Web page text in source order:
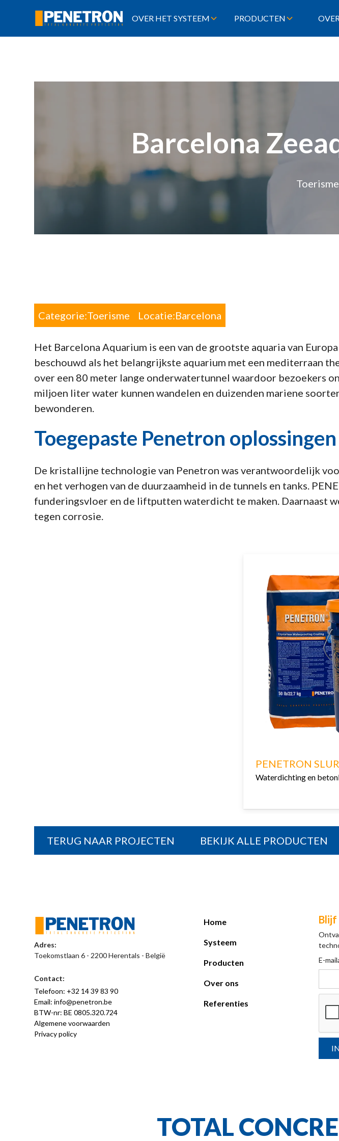
OVER HET SYSTEEM PRODUCTEN
Barcelona
Toerisme
Categorie:Toerisme Locatie:Barcelona
Het Barcelona Aquarium is een van de grootste aquaria van
beschouwd als het belangrijkste aquarium met een mediterraan
over een 80 meter lange onderwatertunnel waardoor bezoekers
miljoen liter water kunnen wandelen en duizenden mariene
bewonderen.
Toegepaste Penetron oplossingen
De kristallijne technologie van Penetron was verantwoordelijk
en het verhogen van de duurzaamheid in de tunnels en tanks.
funderingsvloer en de liftputten waterdicht te maken. Daarnaast
tegen corrosie.
PENETRON
Waterdichting en
TERUG NAAR PROJECTEN BEKIJK ALLE PRODUCTEN
Adres:
Toekomstlaan 6 - 2200 Herentals - België
Contact:
Telefoon: +32 14 39 83 90
Email: info@penetron.be
BTW-nr: BE 0805.320.724
Algemene voorwaarden
Privacy policy
Home
Systeem
Producten
Over ons
Referenties
Blijf
E-
TOTAL